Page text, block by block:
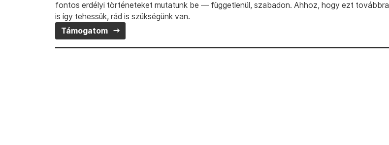
fontos erdélyi történeteket mutatunk be — függetlenül, szabadon. Ahhoz, hogy ezt továbbra
is így tehessük, rád is szükségünk van.
Támogatom